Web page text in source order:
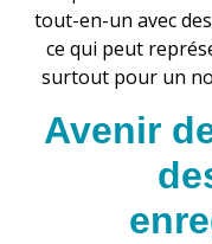
tout-en-un avec
ce qui peut
surtout pour un
Avenir